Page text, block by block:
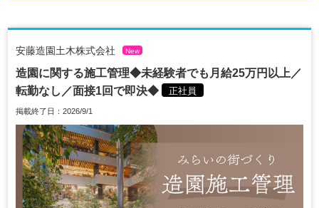
安藤造園土木株式会社 New
造園に関する施工管理◆未経験者でも月給25万円以上／
転勤なし／面接1回で即決◆
正社員
掲載終了日：2026/9/1